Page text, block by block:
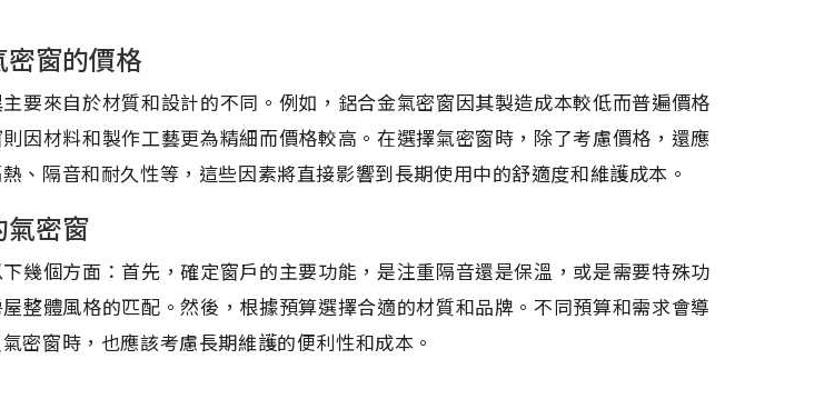
窗的價格
要來自於材質和設計的不同。例如，鋁合金氣密窗因其製造成本較低而普遍價格
因材料和製作工藝更為精細而價格較高。在選擇氣密窗時，除了考慮價格，還應
、隔音和耐久性等，這些因素將直接影響到長期使用中的舒適度和維護成本。
氣密窗
幾個方面：首先，確定窗戶的主要功能，是注重隔音還是保溫，或是需要特殊功
整體風格的匹配。然後，根據預算選擇合適的材質和品牌。不同預算和需求會導
密窗時，也應該考慮長期維護的便利性和成本。